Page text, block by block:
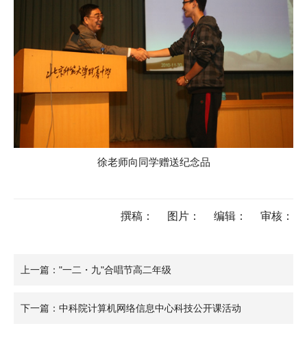
徐老师向同学赠送纪念品
撰稿： 图片： 编辑： 审核：
上一篇："一二・九"合唱节高二年级
下一篇：中科院计算机网络信息中心科技公开课活动